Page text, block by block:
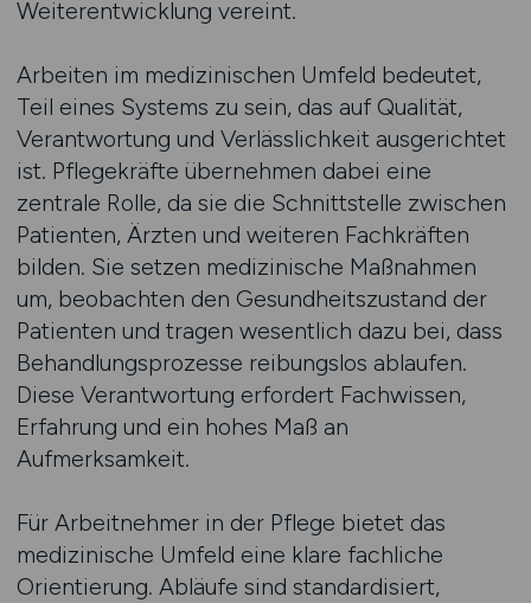
Weiterentwicklung vereint.
Arbeiten im medizinischen Umfeld bedeutet,
Teil eines Systems zu sein, das auf Qualität,
Verantwortung und Verlässlichkeit ausgerichtet
ist. Pflegekräfte übernehmen dabei eine
zentrale Rolle, da sie die Schnittstelle zwischen
Patienten, Ärzten und weiteren Fachkräften
bilden. Sie setzen medizinische Maßnahmen
um, beobachten den Gesundheitszustand der
Patienten und tragen wesentlich dazu bei, dass
Behandlungsprozesse reibungslos ablaufen.
Diese Verantwortung erfordert Fachwissen,
Erfahrung und ein hohes Maß an
Aufmerksamkeit.
Für Arbeitnehmer in der Pflege bietet das
medizinische Umfeld eine klare fachliche
Orientierung. Abläufe sind standardisiert,